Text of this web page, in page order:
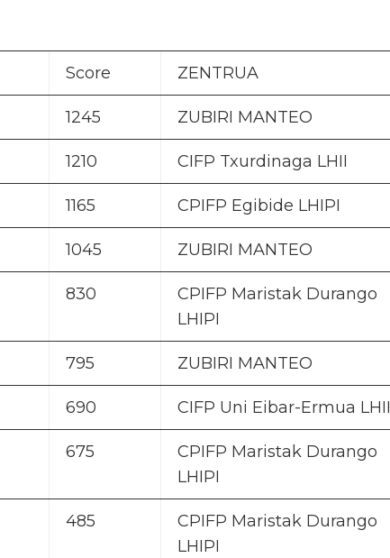
Score ZENTRUA
1245 ZUBIRI MANTEO
1210 CIFP Txurdinaga LHII
1165 CPIFP Egibide LHIPI
1045 ZUBIRI MANTEO
830
CPIFP Maristak Durango
LHIPI
795 ZUBIRI MANTEO
690 CIFP Uni Eibar-Ermua LHII
675
CPIFP Maristak Durango
LHIPI
485
CPIFP Maristak Durango
LHIPI